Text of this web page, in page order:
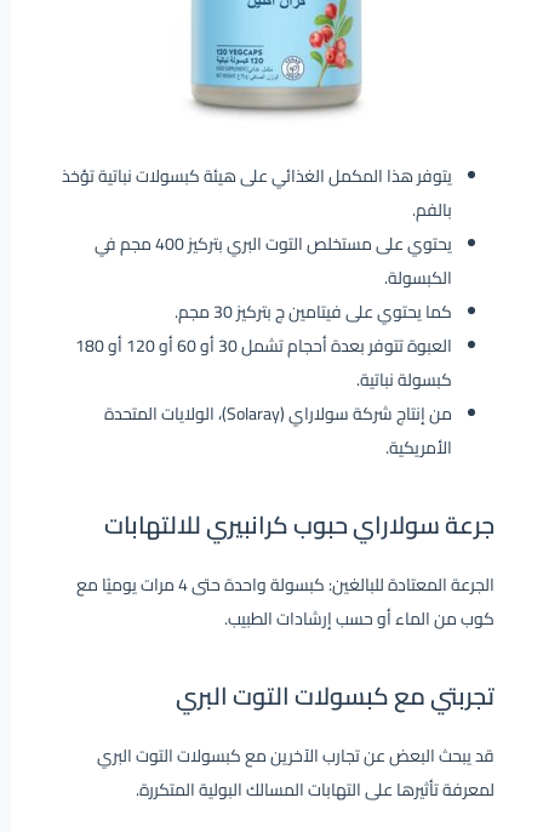
يتوفر هذا المكمل الغذائي على هيئة كبسولات نباتية تؤخذ
بالفم.
يحتوي على مستخلص التوت البري بتركيز 400 مجم في
الكبسولة.
كما يحتوي على فيتامين ج بتركيز 30 مجم.
العبوة تتوفر بعدة أحجام تشمل 30 أو 60 أو 120 أو 180
كبسولة نباتية.
من إنتاج شركة سولاراي (Solaray)، الولايات المتحدة
الأمريكية.
جرعة سولاراي حبوب كرانبيري للالتهابات
الجرعة المعتادة للبالغين: كبسولة واحدة حتى 4 مرات يوميًا مع
كوب من الماء أو حسب إرشادات الطبيب.
تجربتي مع كبسولات التوت البري
قد يبحث البعض عن تجارب الآخرين مع كبسولات التوت البري
لمعرفة تأثيرها على التهابات المسالك البولية المتكررة.